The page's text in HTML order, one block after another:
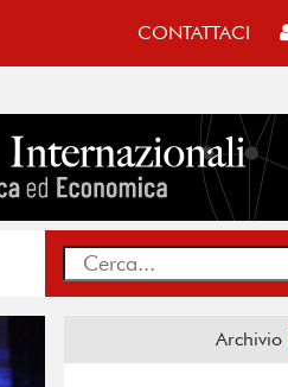
CONTATTACI
Archivio